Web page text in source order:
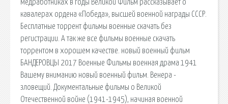
медработниках в годы Великой Фильм рассказывает о
кавалерах ордена «Победа», высшей военной награды СССР.
Бесплатные торрент фильмы военные скачать без
регистрации. А так же все фильмы военные скачать
торрентом в хорошем качестве. новый военный фильм
БАНДЕРОВЦЫ 2017 Военные Фильмы военная драма 1941
Вашему вниманию новый военный фильм. Венера -
зловещий. Документальные фильмы о Великой
Отечественной войне (1941-1945), начиная военной